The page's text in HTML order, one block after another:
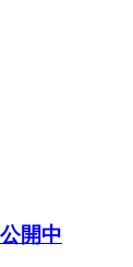
開中